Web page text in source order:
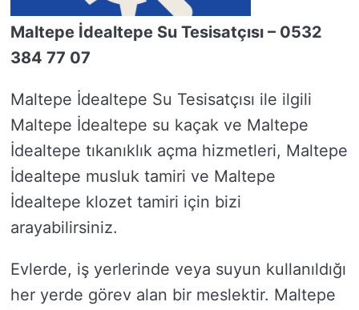
Maltepe İdealtepe Su Tesisatçısı – 0532
384 77 07
Maltepe İdealtepe Su Tesisatçısı ile ilgili
Maltepe İdealtepe su kaçak ve Maltepe
İdealtepe tıkanıklık açma hizmetleri, Maltepe
İdealtepe musluk tamiri ve Maltepe
İdealtepe klozet tamiri için bizi
arayabilirsiniz.
Evlerde, iş yerlerinde veya suyun kullanıldığı
her yerde görev alan bir meslektir. Maltepe